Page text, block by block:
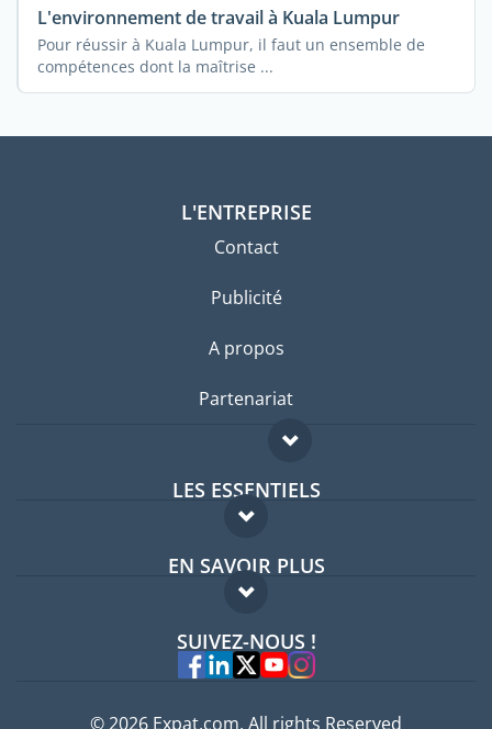
L'environnement de travail à Kuala Lumpur
Pour réussir à Kuala Lumpur, il faut un ensemble de
compétences dont la maîtrise ...
L'ENTREPRISE
Contact
Publicité
A propos
Partenariat
LES ESSENTIELS
Forum expatriés
Guides pays
EN SAVOIR PLUS
FAQ
Experts
SUIVEZ-NOUS !
© 2026 Expat.com, All rights Reserved